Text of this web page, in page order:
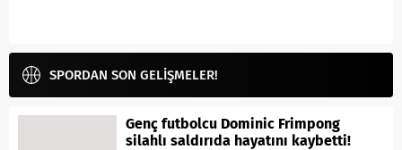
SPORDAN SON GELİŞMELER!
Genç futbolcu Dominic Frimpong
silahlı saldırıda hayatını kaybetti!